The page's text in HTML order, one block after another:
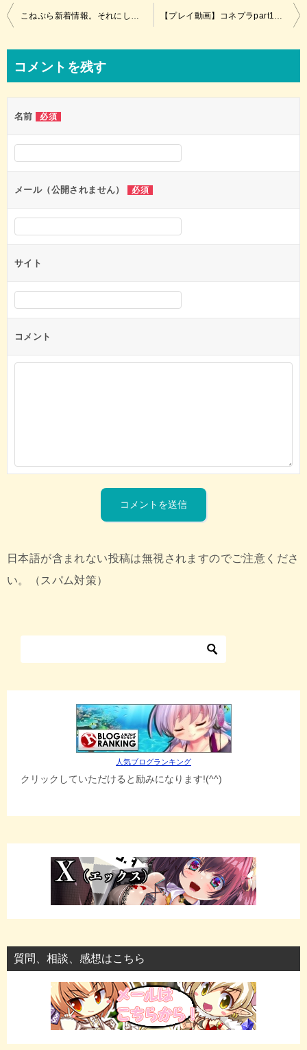
投
ビ
ゲ
ー
シ
ン
こねぷら新着情報。それにしても暑いですね！ 【プレイ動画】コネプラpart1投稿しました！
コメントを残す
名前 必須
メール（公開されません） 必須
サイト
コメント
日本語が含まれない投稿は無視されますのでご注意くださ
い。（スパム対策）
人気ブログランキング
クリックしていただけると励みになります!(^^)
質問、相談、感想はこちら